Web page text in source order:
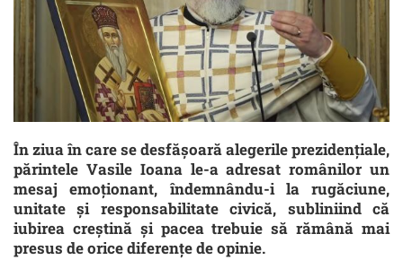
În ziua în care se desfășoară alegerile prezidențiale,
părintele Vasile Ioana le-a adresat românilor un
mesaj emoționant, îndemnându-i la rugăciune,
unitate și responsabilitate civică, subliniind că
iubirea creștină și pacea trebuie să rămână mai
presus de orice diferențe de opinie.